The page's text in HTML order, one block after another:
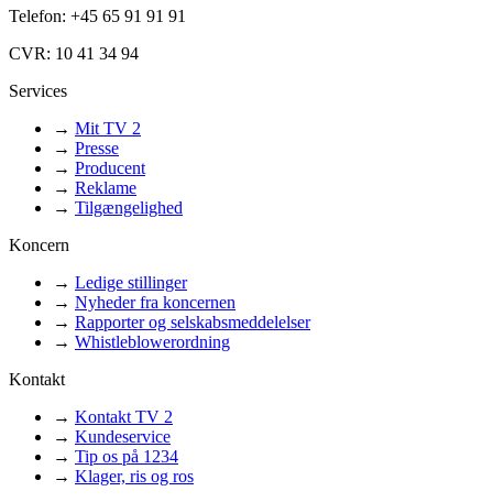
Telefon: +45 65 91 91 91
CVR: 10 41 34 94
Services
→ Mit TV 2
→ Presse
→ Producent
→ Reklame
→ Tilgængelighed
Koncern
→ Ledige stillinger
→ Nyheder fra koncernen
→ Rapporter og selskabsmeddelelser
→ Whistleblowerordning
Kontakt
→ Kontakt TV 2
→ Kundeservice
→ Tip os på 1234
→ Klager, ris og ros